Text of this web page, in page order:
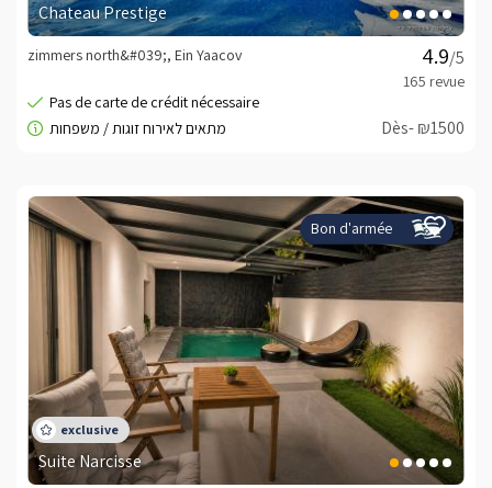
Chateau Prestige
/5
zimmers north&#039;, Ein Yaacov
Dès- ₪1500
Bon d'armée
Suite Narcisse